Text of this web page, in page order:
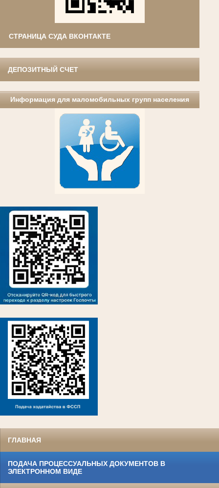
СТРАНИЦА СУДА ВКОНТАКТЕ
ДЕПОЗИТНЫЙ СЧЕТ
Информация для маломобильных групп населения
ГЛАВНАЯ
ПОДАЧА ПРОЦЕССУАЛЬНЫХ ДОКУМЕНТОВ В
ЭЛЕКТРОННОМ ВИДЕ